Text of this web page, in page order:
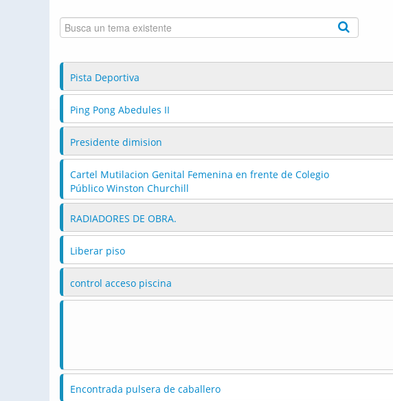
Pista Deportiva
Ping Pong Abedules II
Presidente dimision
Cartel Mutilacion Genital Femenina en frente de Colegio
Público Winston Churchill
RADIADORES DE OBRA.
Liberar piso
control acceso piscina
Encontrada pulsera de caballero